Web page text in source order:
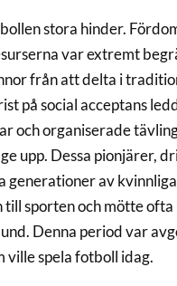
stora hinder.
var extremt
från att delta i
på social acceptans
och organiserade
upp. Dessa pionjärer,
generationer av
sporten och mötte ofta
Denna period var
ville spela fotboll idag.